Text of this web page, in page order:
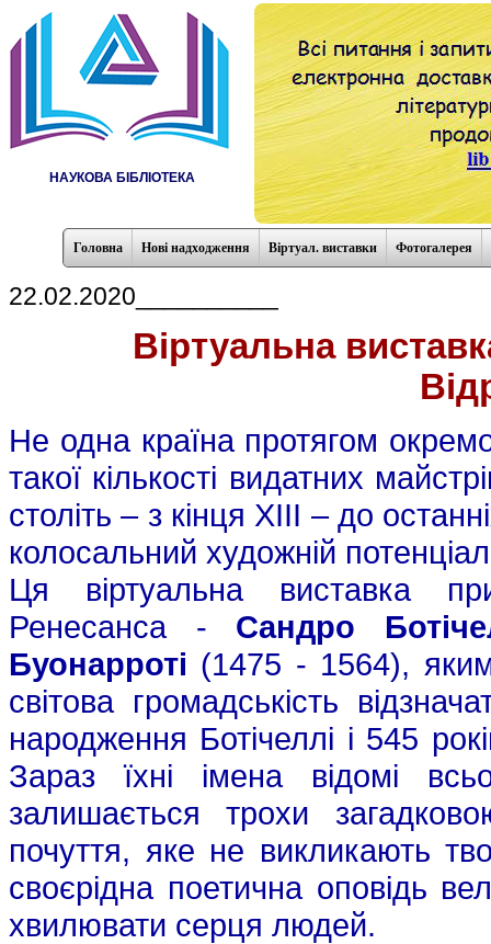
НАУКОВА БІБЛІОТЕКА
Головна Нові надходження Віртуал. виставки Фотогалерея
22.02.2020__________
Віртуальна
Не одна країна протягом
такої кількості видатних
століть – з кінця XIII – до
колосальний художній
Ця віртуальна виставка
Ренесанса - Сандро
Буонарроті (1475 - 1564),
світова громадськість
народження Ботічеллі і 545
Зараз їхні імена відомі
залишається трохи
почуття, яке не викликають
своєрідна поетична оповідь
хвилювати серця людей.